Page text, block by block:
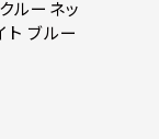
ルーネッ
ブルー